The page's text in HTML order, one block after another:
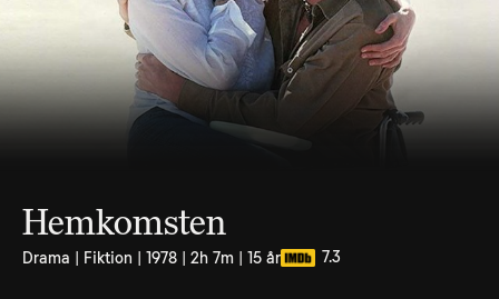
Hemkomsten
Drama | Fiktion | 1978 | 2h 7m | 15 år 7.3